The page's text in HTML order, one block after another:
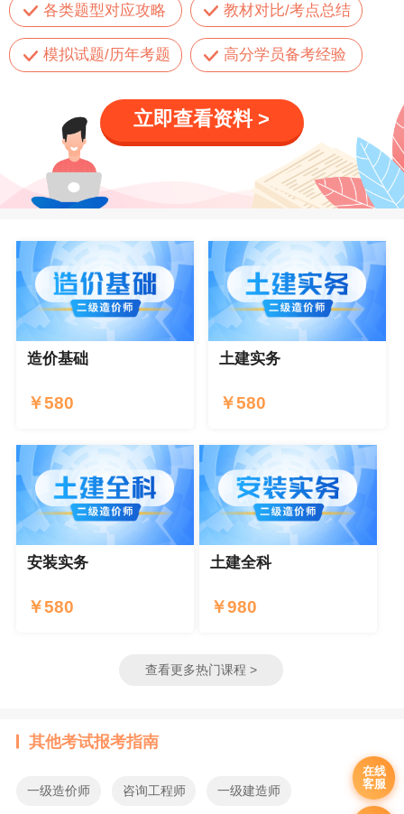
各类题型对应攻略 教材对比/考点总结
模拟试题/历年考题 高分学员备考经验
立即查看资料 >
造价基础
￥580
土建实务
￥580
安装实务
￥580
土建全科
￥980
查看更多热门课程 >
其他考试报考指南
一级造价师 咨询工程师 一级建造师
在线
客服